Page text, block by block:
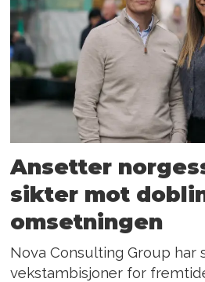
Ansetter
sikter mot
omsetningen
Nova Consulting Group har
vekstambisjoner for